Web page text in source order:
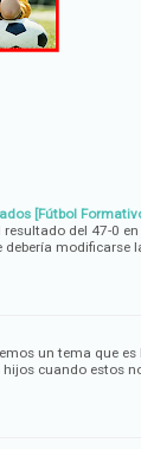
[Fútbol
del 47-0
modificarse
un tema que
cuando estos